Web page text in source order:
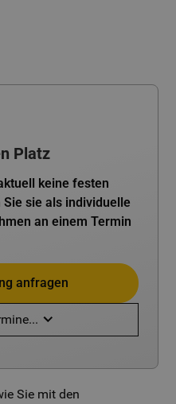
Platz
keine festen
sie als individuelle
an einem Termin
anfragen
Sie mit den